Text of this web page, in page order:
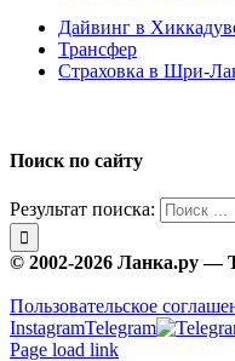
Дайвинг в
Трансфер
Страховка в Шри-
Поиск по сайту
Результат поиска:
© 2002-2026 Ланка.ру —
Пользовательское
InstagramTelegram
Page load link